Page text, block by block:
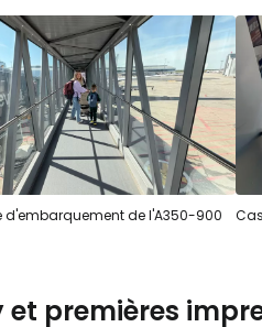
d'embarquement de l'A350-900
premières